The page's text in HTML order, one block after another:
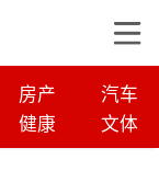
房产
汽车
健康 文体